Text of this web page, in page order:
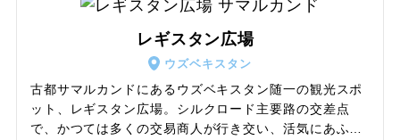
ンド・ブルーとして知られています。活気あるバザール
では、新鮮な野菜や果物、刺繍などの伝統工芸品が豊富
に並んでいます。美しい建築と豊かな歴史、そして親し
みやすい雰囲気で、多くの観光客を魅了する街です。
レギスタン広場
ウズベキスタン
古都サマルカンドにあるウズベキスタン随一の観光スポ
ット、レギスタン広場。シルクロード主要路の交差点
で、かつては多くの交易商人が行き交い、活気にあふれ